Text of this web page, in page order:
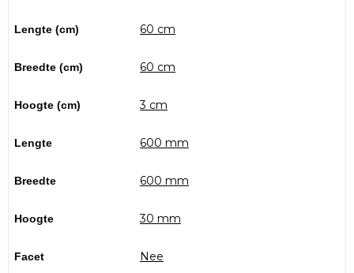
Lengte (cm) 60 cm
Breedte (cm) 60 cm
Hoogte (cm) 3 cm
Lengte 600 mm
Breedte 600 mm
Hoogte 30 mm
Facet Nee